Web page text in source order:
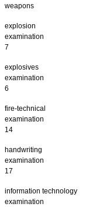
explosion
7
explosives
6
fire-technical
14
handwriting
17
information technology